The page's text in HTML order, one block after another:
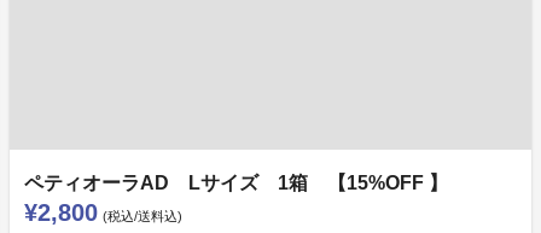
ペティオーラAD Lサイズ 1箱 【15%OFF 】
¥2,800 (税込/送料込)